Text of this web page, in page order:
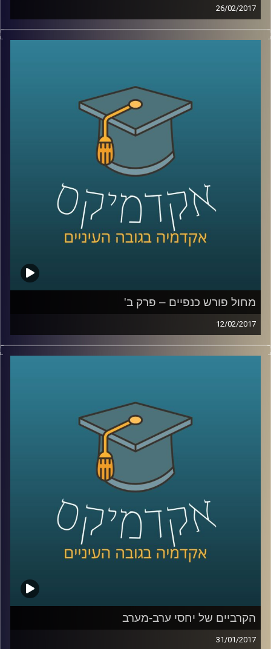
26/02/2017
בפס ייצור גוזרים את החלקים שיש לייצר
לתכנון ערים? פרופסור נורית אלפסי חוקרת את
הדינמיקה של הסביבה בה רובנו חיים – העיר.
התושבים משתנים, הצרכים משתנים, והעיר
צריכה להיות גמישה לאור התמורות הרבות
והמהירות שבה. כשתכנון עירוני הופך לכאוס,
ועל הפתרונות שיקדמו את התכנון בצמוד
לצרכים המיידיים של התושבים.
AudioVersity
מחול פורש כנפיים – פרק ב'
12/02/2017
התפתחות המחול לבמה בארץ הושפעה
מספרת דוקטור רות אשל על היצירה ההטרוגנית
של המחול לבמה: הבמה האתיופית, הבמה
הערבית, השפעות העלייה הרוסית ויצירה
עצמאית. כיצד השינויים והתזוזות, החיפושים
והציפיות מהקהל השפיעו על הלהקות
הישראליות הותיקות – "קול ודממה", "בת שבע",
"בת דור", "מחול ענבל", "להקת המחול
הקיבוצית" ונוספות? מי שרדה, מי לוטשה, מי
אבדה ומה יכול השינוי ללמד אותנו?
הקרביים של יחסי ערב-מערב
31/01/2017